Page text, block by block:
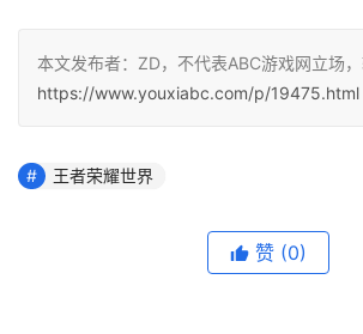
本文发布者：ZD，不代表ABC游戏网立场，
https://www.youxiabc.com/p/19475.html
王者荣耀世界
赞 (0)